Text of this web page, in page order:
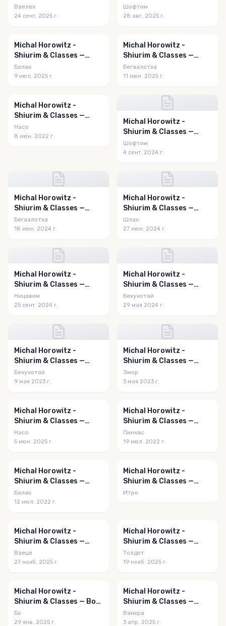
Vayelech 5785
Ваелех
24 сент. 2025 г.
Shoftim 5785
Шофтим
28 авг. 2025 г.
Michal Horowitz -
Shiurim & Classes —
Balak 5785
Балак
9 июл. 2025 г.
Michal Horowitz -
Shiurim & Classes —
Behaalotecha 5785
Бегаалотха
11 июн. 2025 г.
Michal Horowitz -
Shiurim & Classes —
Naso 5782
Насо
8 июн. 2022 г.
Michal Horowitz -
Shiurim & Classes —
Shoftim 5784
Шофтим
4 сент. 2024 г.
Michal Horowitz -
Shiurim & Classes —
Behaalotecha 5784
Бегаалотха
18 июн. 2024 г.
Michal Horowitz -
Shiurim & Classes —
Shlach 5784
Шлах
27 июн. 2024 г.
Michal Horowitz -
Shiurim & Classes —
Nitzavim-Vayelech 5784
Ницавим
25 сент. 2024 г.
Michal Horowitz -
Shiurim & Classes —
Bechukotai 5784
Бехукотай
29 мая 2024 г.
Michal Horowitz -
Shiurim & Classes —
Behar - Bechukosai
5783
Бехукотай
9 мая 2023 г.
Michal Horowitz -
Shiurim & Classes —
Emor 5783
Эмор
3 мая 2023 г.
Michal Horowitz -
Shiurim & Classes —
Naso 5785
Насо
5 июн. 2025 г.
Michal Horowitz -
Shiurim & Classes —
Pinchas 5782
Пинхас
19 июл. 2022 г.
Michal Horowitz -
Shiurim & Classes —
Balak 5782
Балак
12 июл. 2022 г.
Michal Horowitz -
Shiurim & Classes —
Yisro 5786
Итро
Michal Horowitz -
Shiurim & Classes —
Vayeitzei 5786
Ваеце
27 нояб. 2025 г.
Michal Horowitz -
Shiurim & Classes —
Toldos 5786
Толдот
19 нояб. 2025 г.
Michal Horowitz -
Shiurim & Classes — Bo
5785
Бо
29 янв. 2025 г.
Michal Horowitz -
Shiurim & Classes —
Vayikra 5785
Ваикра
3 апр. 2025 г.